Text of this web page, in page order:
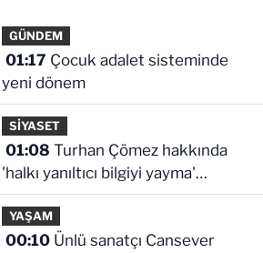
GÜNDEM
01:17
yeni dönem
SİYASET
01:08
'halkı yanıltıcı bilgiyi yayma'
soruşturması
YAŞAM
00:10Ünlü sanatçı Cansever